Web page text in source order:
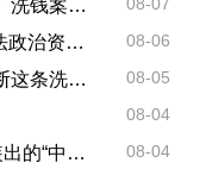
法国专业金融平台聚焦《大纪元时报》洗钱案：企业治理漏洞与监管警示 08-07
韩国前议员权性东因收受“统一教” 非法政治资金获刑两年 08-06
一人认罪何以牵动全盘，李洪志切不断这条洗钱链 08-05
08-04
特朗普拆台章家敦：“法轮功”喉舌包装出的“中国专家” 08-04